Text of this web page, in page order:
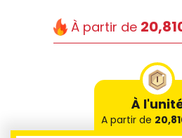
À partir de
À
A partir de